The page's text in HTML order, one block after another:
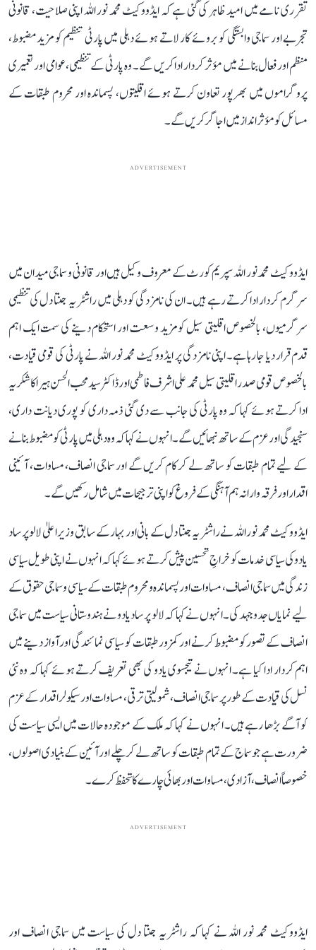
تقرری نامے میں امید ظاہر کی گئی ہے کہ ایڈووکیٹ محمد نور اللہ اپنی صلاحیت، قانونی
تجربے اور سماجی وابستگی کو بروئے کار لاتے ہوئے دہلی میں پارٹی تنظیم کو مزید مضبوط،
منظم اور فعال بنانے میں مؤثر کردار ادا کریں گے۔ وہ پارٹی کے تنظیمی، عوامی اور تعمیری
پروگراموں میں بھرپور تعاون کرتے ہوئے اقلیتوں، پسماندہ اور محروم طبقات کے
مسائل کو مؤثر انداز میں اجاگر کریں گے۔
ADVERTISEMENT
ایڈووکیٹ محمد نور اللہ سپریم کورٹ کے معروف وکیل ہیں اور قانونی و سماجی میدان میں
سرگرم کردار ادا کرتے رہے ہیں۔ ان کی نامزدگی کو دہلی میں راشٹریہ جنتا دل کی تنظیمی
سرگرمیوں، بالخصوص اقلیتی سیل کو مزید وسعت اور استحکام دینے کی سمت ایک اہم
قدم قرار دیا جا رہا ہے۔ اپنی نامزدگی پر ایڈووکیٹ محمد نور اللہ نے پارٹی کی قومی قیادت،
بالخصوص قومی صدر اقلیتی سیل محمد علی اشرف فاطمی اور ڈاکٹر سید محب الحسن ہیرا کا شکریہ
ادا کرتے ہوئے کہا کہ وہ پارٹی کی جانب سے دی گئی ذمہ داری کو پوری دیانت داری،
سنجیدگی اور عزم کے ساتھ نبھائیں گے۔ انہوں نے کہا کہ وہ دہلی میں پارٹی کو مضبوط بنانے
کے لیے تمام طبقات کو ساتھ لے کر کام کریں گے اور سماجی انصاف، مساوات، آئینی
اقدار اور فرقہ وارانہ ہم آہنگی کے فروغ کو اپنی ترجیحات میں شامل رکھیں گے۔
ایڈووکیٹ محمد نور اللہ نے راشٹریہ جنتا دل کے بانی اور بہار کے سابق وزیر اعلیٰ لالو پرساد
یادو کی سیاسی خدمات کو خراجِ تحسین پیش کرتے ہوئے کہا کہ انہوں نے اپنی طویل سیاسی
زندگی میں سماجی انصاف، مساوات اور پسماندہ و محروم طبقات کے سیاسی و سماجی حقوق کے
لیے نمایاں جدوجہد کی۔ انہوں نے کہا کہ لالو پرساد یادو نے ہندوستانی سیاست میں سماجی
انصاف کے تصور کو مضبوط کرنے اور کمزور طبقات کو سیاسی نمائندگی اور آواز دینے میں
اہم کردار ادا کیا ہے۔ انہوں نے تیجسوی یادو کی بھی تعریف کرتے ہوئے کہا کہ وہ نئی
نسل کی قیادت کے طور پر سماجی انصاف، شمولیتی ترقی، مساوات اور سیکولر اقدار کے عزم
کو آگے بڑھا رہے ہیں۔ انہوں نے کہا کہ ملک کے موجودہ حالات میں ایسی سیاست کی
ضرورت ہے جو سماج کے تمام طبقات کو ساتھ لے کر چلے اور آئین کے بنیادی اصولوں،
خصوصاً انصاف، آزادی، مساوات اور بھائی چارے کا تحفظ کرے۔
ADVERTISEMENT
ایڈووکیٹ محمد نور اللہ نے کہا کہ راشٹریہ جنتا دل کی سیاست میں سماجی انصاف اور